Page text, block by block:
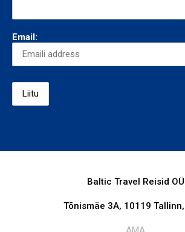
Email:
Baltic Travel Reisid OÜ
Tõnismäe 3A, 10119